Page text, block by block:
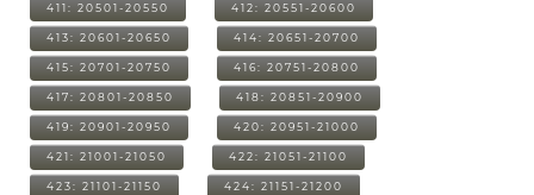
411: 20501-20550 412: 20551-20600
413: 20601-20650 414: 20651-20700
415: 20701-20750 416: 20751-20800
417: 20801-20850 418: 20851-20900
419: 20901-20950 420: 20951-21000
421: 21001-21050 422: 21051-21100
423: 21101-21150 424: 21151-21200